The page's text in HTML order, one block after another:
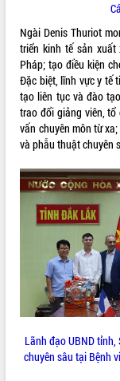
Lấy ý kiến điều chỉnh
đến năm 2050
Phát động chiến dịch 30
giải phóng mặt bằng
ven biển
Đắk Lắk nỗ lực thúc đẩy
kinh tế từ 10% trở lên
II/2026
chuyển đổi số giai đoạn
với Tập đoàn Bưu chính
Việt Nam
Thứ trưởng Bộ Y tế làm
Đắk Lắk về phát triển
cho trạm y tế cấp xã
Du lịch Đắk Lắk nâng
du khách thông qua Hệ
liệu và Bản đồ số
Tập huấn ứng dụng trí tuệ
trong thương mại điện tử
Đoàn đại biểu Quốc hội
Ngài Denis Thuriot
triển kinh tế sản
Pháp; tạo điều kiện
Đặc biệt, lĩnh vực y tế
tạo liên tục và đào
trao đổi giảng viên,
vấn chuyên môn từ
và phẫu thuật chuyên
Lãnh đạo UBND
chuyên sâu tại Bệnh